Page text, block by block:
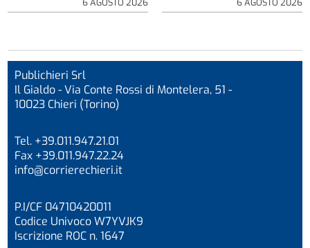
6 AGOSTO 2026 6 AGOSTO 2026
Publichieri Srl
Il Gialdo - Via Conte Rossi di Montelera, 51 -
10023 Chieri (Torino)
Tel. +39.011.947.21.01
Fax +39.011.947.22.24
info@corrierechieri.it
P.I/CF 04710420011
Codice Univoco W7YVJK9
Iscrizione ROC n. 1647